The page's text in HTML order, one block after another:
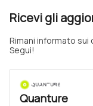
Ricevi gli
Rimani informato
Segui!
Quanture